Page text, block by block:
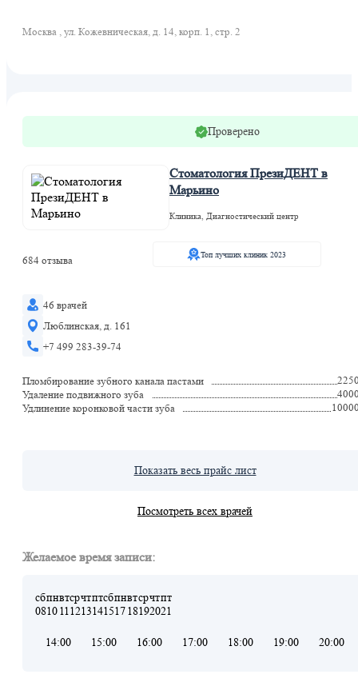
Москва , ул. Кожевническая, д. 14, корп. 1, стр. 2
Проверено
Стоматология ПрезиДЕНТ в
Марьино
Клиника, Диагностический центр
684 отзыва
Топ лучших клиник 2023
46 врачей
Люблинская, д. 161
+7 499 283-39-74
Пломбирование зубного канала пастами
Удаление подвижного зуба
Удлинение коронковой части зуба
Показать весь прайс лист
Посмотреть всех врачей
Желаемое время записи:
сб
08
пн
10
вт
11
ср
12
чт
13
пт
14
сб
15
пн
17
вт
18
ср
19
чт
20
пт
21
14:00 15:00 16:00 17:00 18:00 19:00 20:00